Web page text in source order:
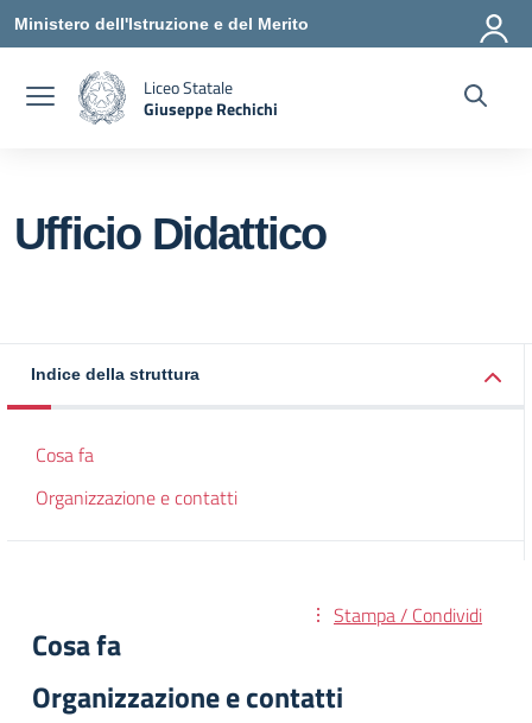
Vai ai contenuti
Vai al menu di navigazione
Vai al footer
Ministero dell'Istruzione e del Merito
Liceo Statale
Giuseppe Rechichi
Ufficio Didattico
Indice della struttura
Cosa fa
Organizzazione e contatti
Stampa / Condividi
Cosa fa
Organizzazione e contatti